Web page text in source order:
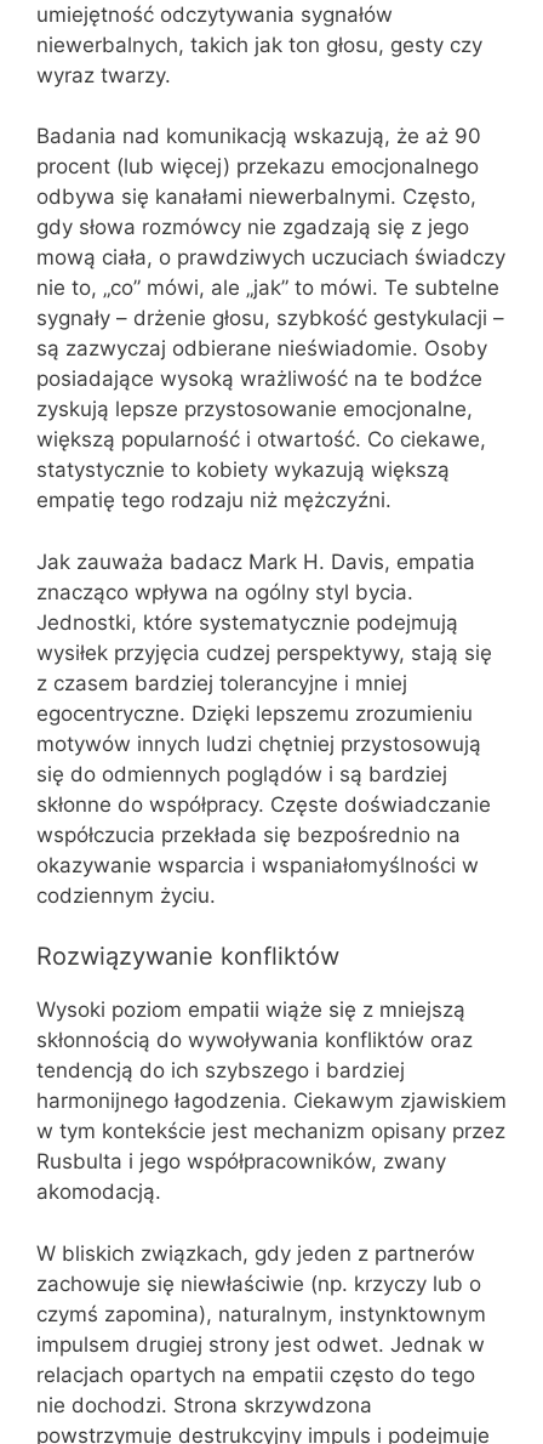
umiejętność odczytywania sygnałów
niewerbalnych, takich jak ton głosu, gesty czy
wyraz twarzy.
Badania nad komunikacją wskazują, że aż 90
procent (lub więcej) przekazu emocjonalnego
odbywa się kanałami niewerbalnymi. Często,
gdy słowa rozmówcy nie zgadzają się z jego
mową ciała, o prawdziwych uczuciach świadczy
nie to, „co” mówi, ale „jak” to mówi. Te subtelne
sygnały – drżenie głosu, szybkość gestykulacji –
są zazwyczaj odbierane nieświadomie. Osoby
posiadające wysoką wrażliwość na te bodźce
zyskują lepsze przystosowanie emocjonalne,
większą popularność i otwartość. Co ciekawe,
statystycznie to kobiety wykazują większą
empatię tego rodzaju niż mężczyźni.
Jak zauważa badacz Mark H. Davis, empatia
znacząco wpływa na ogólny styl bycia.
Jednostki, które systematycznie podejmują
wysiłek przyjęcia cudzej perspektywy, stają się
z czasem bardziej tolerancyjne i mniej
egocentryczne. Dzięki lepszemu zrozumieniu
motywów innych ludzi chętniej przystosowują
się do odmiennych poglądów i są bardziej
skłonne do współpracy. Częste doświadczanie
współczucia przekłada się bezpośrednio na
okazywanie wsparcia i wspaniałomyślności w
codziennym życiu.
Rozwiązywanie konfliktów
Wysoki poziom empatii wiąże się z mniejszą
skłonnością do wywoływania konfliktów oraz
tendencją do ich szybszego i bardziej
harmonijnego łagodzenia. Ciekawym zjawiskiem
w tym kontekście jest mechanizm opisany przez
Rusbulta i jego współpracowników, zwany
akomodacją.
W bliskich związkach, gdy jeden z partnerów
zachowuje się niewłaściwie (np. krzyczy lub o
czymś zapomina), naturalnym, instynktownym
impulsem drugiej strony jest odwet. Jednak w
relacjach opartych na empatii często do tego
nie dochodzi. Strona skrzywdzona
powstrzymuje destrukcyjny impuls i podejmuje